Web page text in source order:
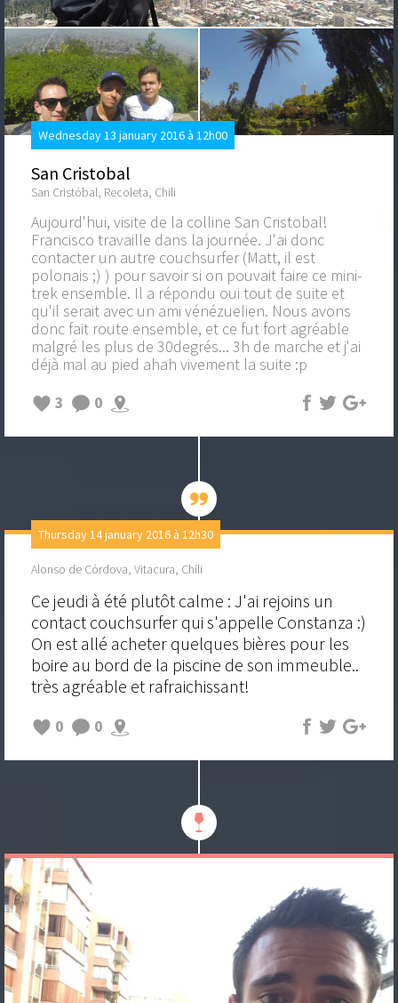
Wednesday 13 january 2016 à 12h00
San Cristobal
San Cristóbal, Recoleta, Chili
Aujourd'hui, visite de la colline San Cristobal!
Francisco travaille dans la journée. J'ai donc
contacter un autre couchsurfer (Matt, il est
polonais ;) ) pour savoir si on pouvait faire ce mini-
trek ensemble. Il a répondu oui tout de suite et
qu'il serait avec un ami vénézuelien. Nous avons
donc fait route ensemble, et ce fut fort agréable
malgré les plus de 30degrés... 3h de marche et j'ai
déjà mal au pied ahah vivement la suite :p
3
0
Thursday 14 january 2016 à 12h30
Alonso de Córdova, Vitacura, Chili
Ce jeudi à été plutôt calme : J'ai rejoins un
contact couchsurfer qui s'appelle Constanza :)
On est allé acheter quelques bières pour les
boire au bord de la piscine de son immeuble..
très agréable et rafraichissant!
0 0